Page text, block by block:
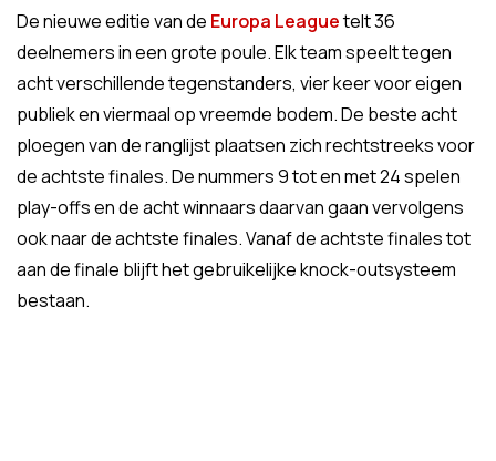
De nieuwe editie van de Europa Leaguetelt 36
deelnemers in een grote poule. Elk team speelt tegen
acht verschillende tegenstanders, vier keer voor eigen
publiek en viermaal op vreemde bodem. De beste acht
ploegen van de ranglijst plaatsen zich rechtstreeks voor
de achtste finales. De nummers 9 tot en met 24 spelen
play-offs en de acht winnaars daarvan gaan vervolgens
ook naar de achtste finales. Vanaf de achtste finales tot
aan de finale blijft het gebruikelijke knock-outsysteem
bestaan.